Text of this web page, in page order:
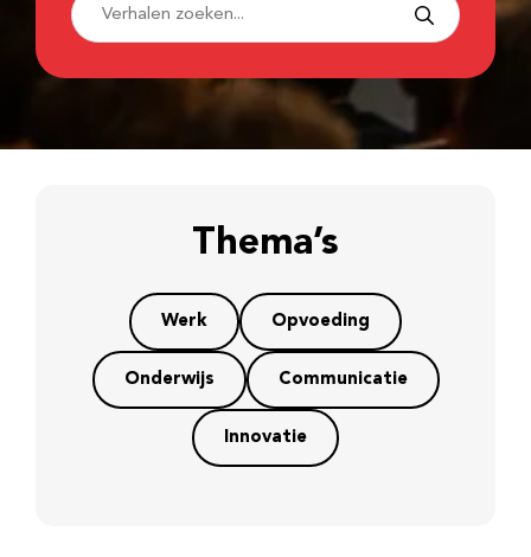
Thema’s
Werk Opvoeding
Onderwijs Communicatie
Innovatie